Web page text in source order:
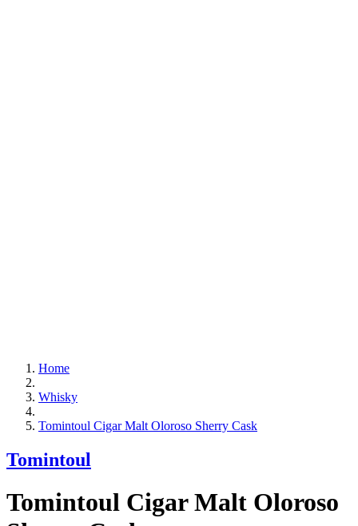
Home
Whisky
Tomintoul Cigar Malt Oloroso Sherry Cask
Tomintoul
Tomintoul Cigar Malt Oloroso